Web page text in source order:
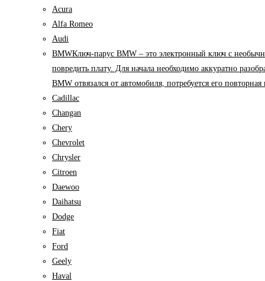
Acura
Alfa Romeo
Audi
BMWКлюч-парус BMW – это электронный ключ с
повредить плату. Для начала необходимо аккуратно
BMW отвязался от автомобиля, потребуется его
Cadillac
Changan
Chery
Chevrolet
Chrysler
Citroen
Daewoo
Daihatsu
Dodge
Fiat
Ford
Geely
Haval